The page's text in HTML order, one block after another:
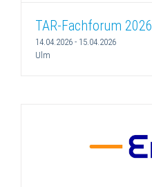
TAR-Fachforum 2026
14.04.2026 - 15.04.2026
Ulm